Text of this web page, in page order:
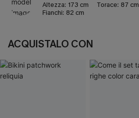
Altezza: 173 cm Torace: 87 cm
Fianchi: 82 cm
ACQUISTALO CON